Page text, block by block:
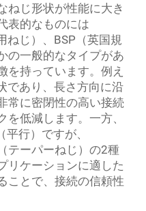
ねじ形状が性能に大き
表的なものには
ねじ）、BSP（英国規
の一般的なタイプがあ
を持っています。例え
であり、長さ方向に沿
常に密閉性の高い接続
低減します。一方、
行）ですが、
テーパーねじ）の2種
リケーションに適した
ことで、接続の信頼性